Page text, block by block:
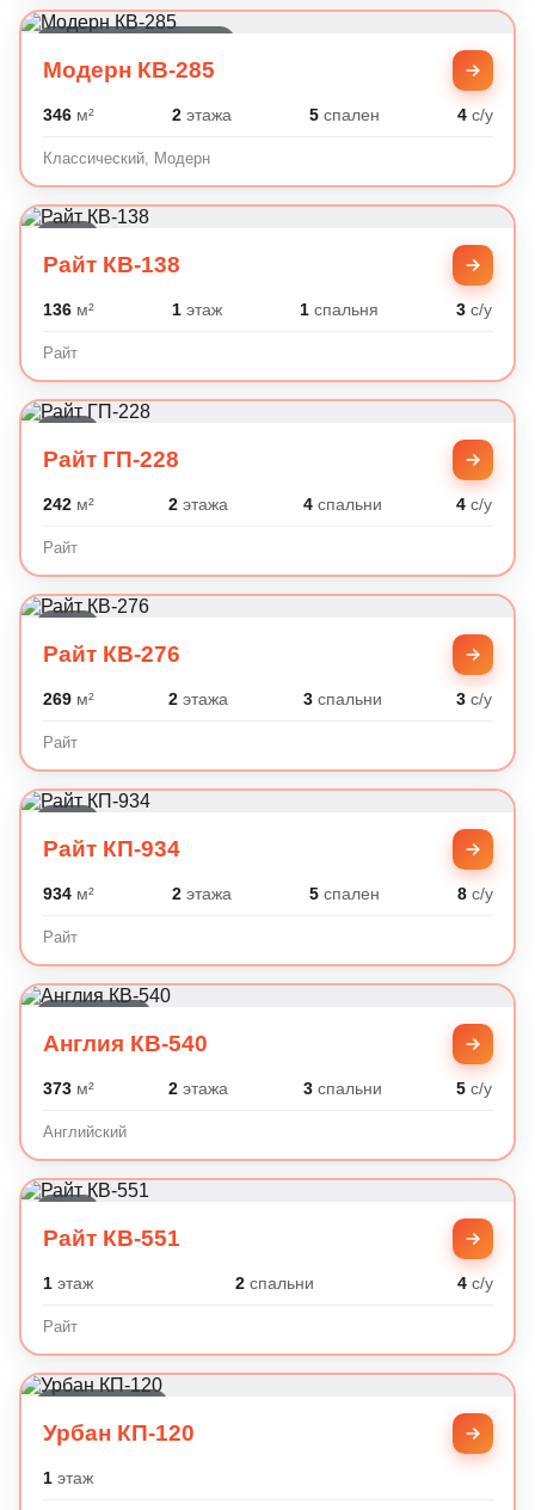
Модерн КВ-285
346м² 2этажа 5спален 4с/у
Классический, Модерн
Райт КВ-138
136м² 1этаж 1 спальня 3 с/у
Райт
Райт ГП-228
242м² 2 этажа 4спальни 4 с/у
Райт
Райт КВ-276
269м² 2 этажа 3спальни 3 с/у
Райт
Райт КП-934
934м² 2этажа 5спален 8с/у
Райт
Англия КВ-540
373м² 2 этажа 3спальни 5 с/у
Английский
Райт КВ-551
1этаж 2 спальни 4с/у
Райт
Урбан КП-120
1этаж